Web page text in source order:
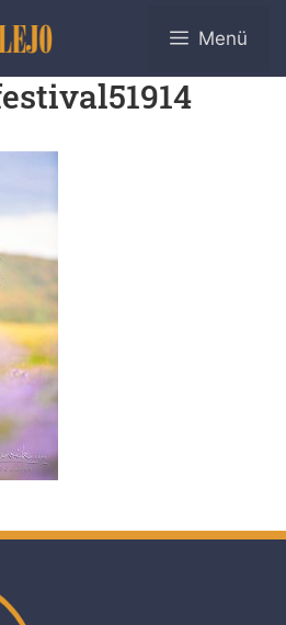
Menü